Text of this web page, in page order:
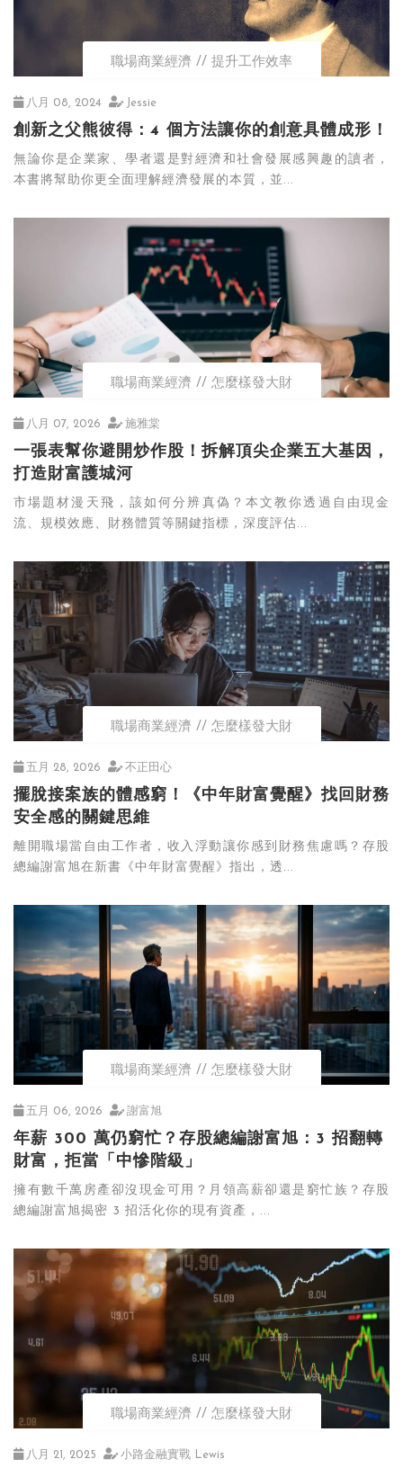
職場商業經濟 提升工作效率
八月 08, 2024 Jessie
創新之父熊彼得：4 個方法讓你的創意具體成形！
無論你是企業家、學者還是對經濟和社會發展感興趣的讀者，
本書將幫助你更全面理解經濟發展的本質，並...
職場商業經濟 怎麼樣發大財
八月 07, 2026 施雅棠
一張表幫你避開炒作股！拆解頂尖企業五大基因，
打造財富護城河
市場題材漫天飛，該如何分辨真偽？本文教你透過自由現金
流、規模效應、財務體質等關鍵指標，深度評估...
職場商業經濟 怎麼樣發大財
五月 28, 2026 不正田心
擺脫接案族的體感窮！《中年財富覺醒》找回財務
安全感的關鍵思維
離開職場當自由工作者，收入浮動讓你感到財務焦慮嗎？存股
總編謝富旭在新書《中年財富覺醒》指出，透...
職場商業經濟 怎麼樣發大財
五月 06, 2026 謝富旭
年薪 300 萬仍窮忙？存股總編謝富旭：3 招翻轉
財富，拒當「中慘階級」
擁有數千萬房產卻沒現金可用？月領高薪卻還是窮忙族？存股
總編謝富旭揭密 3 招活化你的現有資產，...
職場商業經濟 怎麼樣發大財
八月 21, 2025 小路金融實戰 Lewis